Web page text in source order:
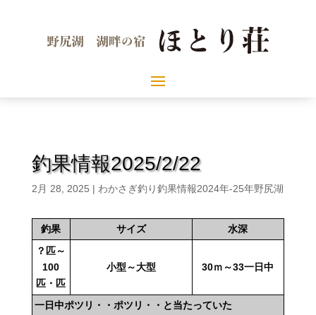
釣果情報2025/2/22
2月 28, 2025 | わかさぎ釣り釣果情報2024年-25年野尻湖
釣果 サイズ
水深
？匹～
100
匹・匹
小型～大型 30ｍ～33一日中
一日中ポツリ・・ポツリ・・と当たっていた